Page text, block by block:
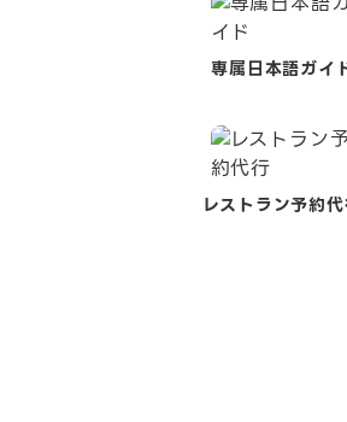
専属日本語ガイ
レストラン予約